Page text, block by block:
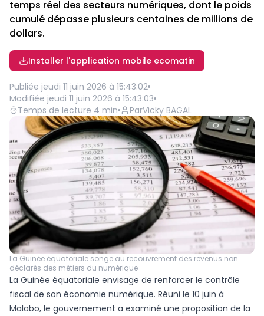
temps réel des secteurs numériques, dont le poids
cumulé dépasse plusieurs centaines de millions de
dollars.​
Installer l'application mobile ecomatin
Publiée jeudi 11 juin 2026 à 15:43:02
Modifiée jeudi 11 juin 2026 à 15:43:03
Temps de lecture 4 min ParVicky BAGAL
La Guinée équatoriale songe au recouvrement des revenus non
déclarés des métiers du numérique
La Guinée équatoriale envisage de renforcer le contrôle
fiscal de son économie numérique. Réuni le 10 juin à
Malabo, le gouvernement a examiné une proposition de la